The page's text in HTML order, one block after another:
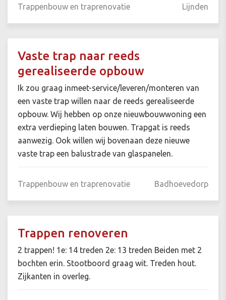
Trappenbouw en traprenovatie Lijnden
Vaste trap naar reeds
gerealiseerde opbouw
Ik zou graag inmeet-service/leveren/monteren van
een vaste trap willen naar de reeds gerealiseerde
opbouw. Wij hebben op onze nieuwbouwwoning een
extra verdieping laten bouwen. Trapgat is reeds
aanwezig. Ook willen wij bovenaan deze nieuwe
vaste trap een balustrade van glaspanelen.
Trappenbouw en traprenovatie Badhoevedorp
Trappen renoveren
2 trappen! 1e: 14 treden 2e: 13 treden Beiden met 2
bochten erin. Stootboord graag wit. Treden hout.
Zijkanten in overleg.